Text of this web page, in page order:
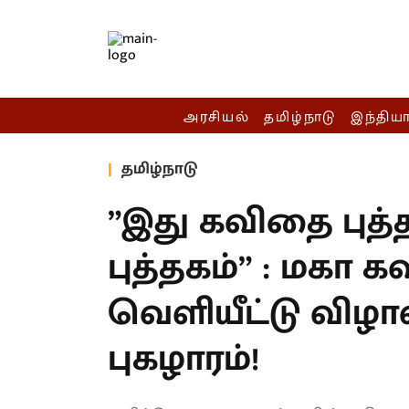
அரசியல் தமிழ்நாடு
தமிழ்நாடு
”இது கவிதை
புத்தகம்” : மகா
வெளியீட்டு
புகழாரம்!